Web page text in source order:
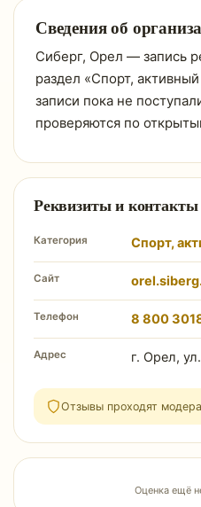
Сведения об
Сиберг, Орел — запись
раздел «Спорт,
записи пока не
проверяются по
Реквизиты и контакты
Категория Спорт,
Сайт
Телефон 8 800
Адрес г. Орел,
Отзывы проходят
Оценка ещё